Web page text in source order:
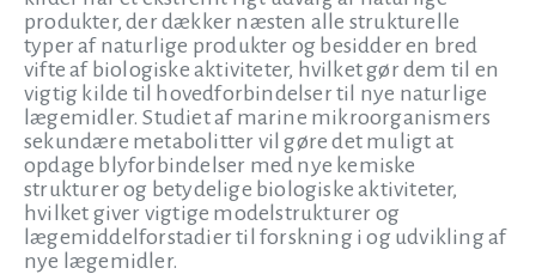
produkter, der dækker næsten alle strukturelle
typer af naturlige produkter og besidder en bred
vifte af biologiske aktiviteter, hvilket gør dem til en
vigtig kilde til hovedforbindelser til nye naturlige
lægemidler. Studiet af marine mikroorganismers
sekundære metabolitter vil gøre det muligt at
opdage blyforbindelser med nye kemiske
strukturer og betydelige biologiske aktiviteter,
hvilket giver vigtige modelstrukturer og
lægemiddelforstadier til forskning i og udvikling af
nye lægemidler.